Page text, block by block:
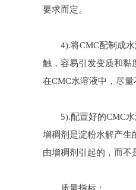
要求而定。
4).将CMC配制成水
触，容易引发变质和黏
在CMC水溶液中，尽
5).配置好的CMC水
增稠剂是淀粉水解产生
由增稠剂引起的，而不